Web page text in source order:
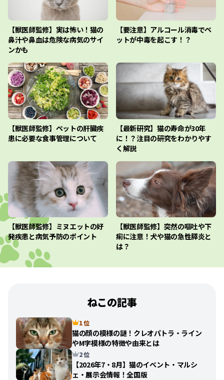
【獣医師監修】実は怖い！猫の
鼻汁や鼻血は危険な病気のサイ
ンかも
【要注意】アルコール消毒でペ
ットが中毒を起こす！？
【獣医師監修】ペットの肝臓疾
患に必要な食事管理について
【最新研究】猫の寿命が30年
に！？注目の研究をわかりやす
く解説
【獣医師監修】ミヌエットの好
発疾患と病気予防のポイント
【獣医師監修】突然の嘔吐や下
痢に注意！犬や猫の急性膵炎と
は？
ねこの記事
1 位
猫の顔の模様の謎！クレオパトラ・ライン
やM字模様の特徴や由来とは
2 位
【2026年7・8月】猫のイベント・マルシ
ェ・展示会情報！全国版